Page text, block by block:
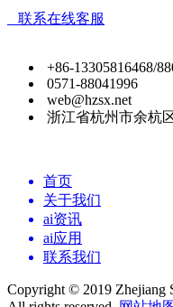
联系在线客服
+86-13305816468/
0571-88041996
web@hzsx.net
浙江省杭州市余杭
首页
关于我们
ai资讯
ai应用
联系我们
Copyright © 2019 Zhejiang